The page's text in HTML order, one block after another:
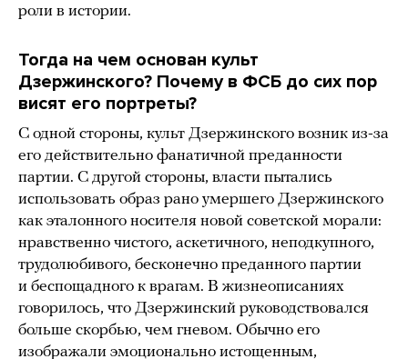
роли в истории.
Тогда на чем основан культ
Дзержинского? Почему в ФСБ до сих пор
висят его портреты?
С одной стороны, культ Дзержинского возник из-за
его действительно фанатичной преданности
партии. С другой стороны, власти пытались
использовать образ рано умершего Дзержинского
как эталонного носителя новой советской морали:
нравственно чистого, аскетичного, неподкупного,
трудолюбивого, бесконечно преданного партии
и беспощадного к врагам. В жизнеописаниях
говорилось, что Дзержинский руководствовался
больше скорбью, чем гневом. Обычно его
изображали эмоционально истощенным,